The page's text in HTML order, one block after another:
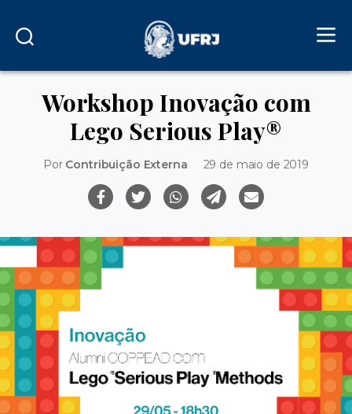
Workshop Inovação com
Lego Serious Play®
Por Contribuição Externa 29 de maio de 2019